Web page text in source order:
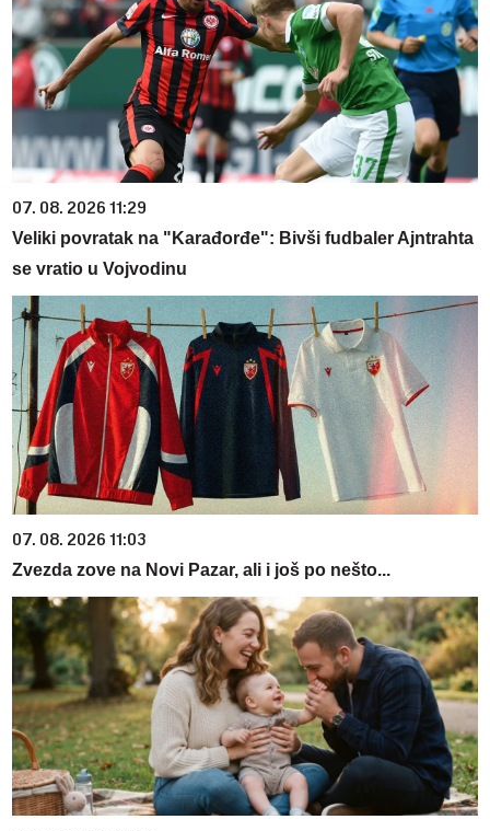
07. 08. 2026 11:29
Veliki povratak na "Karađorđe": Bivši fudbaler Ajntrahta
se vratio u Vojvodinu
07. 08. 2026 11:03
Zvezda zove na Novi Pazar, ali i još po nešto...